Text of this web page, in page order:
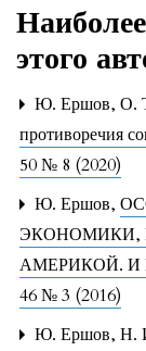
этого
Ю. Ершов, О.
противоречия
50 № 8 (2020)
Ю. Ершов,
ЭКОНОМИКИ,
АМЕРИКОЙ. И
46 № 3 (2016)
Ю. Ершов, Н.